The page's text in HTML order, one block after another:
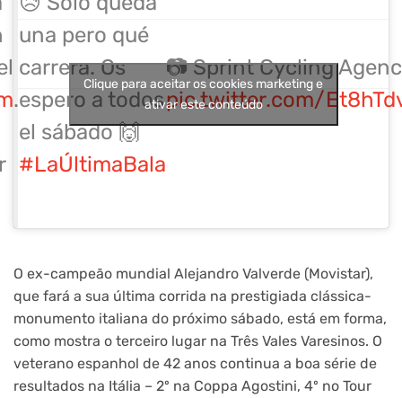
.
una pero qué
carrera. Os
espero a todos
el sábado 🙌
#LaÚltimaBala
📷 Sprint Cycling
pic.twitter.com/
Clique para aceitar os cookies marketing e
ativar este conteúdo
O ex-campeão mundial Alejandro Valverde (Movistar),
que fará a sua última corrida na prestigiada clássica-
monumento italiana do próximo sábado, está em forma,
como mostra o terceiro lugar na Três Vales Varesinos. O
veterano espanhol de 42 anos continua a boa série de
resultados na Itália – 2º na Coppa Agostini, 4º no Tour